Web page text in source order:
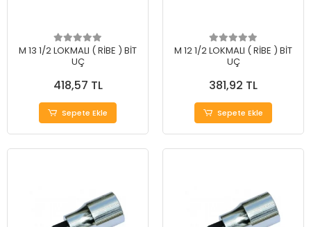
M 13 1/2 LOKMALI ( RİBE ) BİT
UÇ
418,57 TL
Sepete Ekle
M 12 1/2 LOKMALI ( RİBE ) BİT
UÇ
381,92 TL
Sepete Ekle